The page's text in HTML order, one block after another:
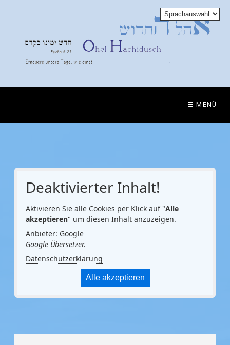
☰ MENÜ
Deaktivierter Inhalt!
Aktivieren Sie alle Cookies per Klick auf "Alle
akzeptieren" um diesen Inhalt anzuzeigen.
Anbieter: Google
Google Übersetzer.
Datenschutzerklärung
Alle akzeptieren